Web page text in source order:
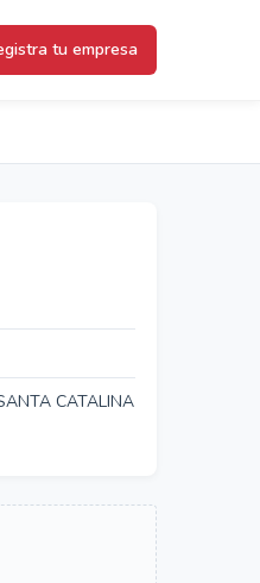
tu empresa
CATALINA